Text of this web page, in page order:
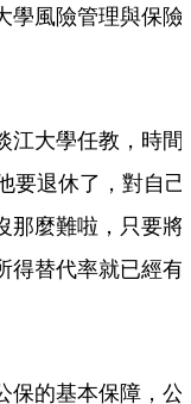
學風險管理與保險
江大學任教，時間
要退休了，對自己
那麼難啦，只要將
得替代率就已經有
保的基本保障，公